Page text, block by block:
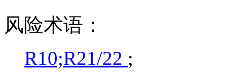
风险术语：
R10;R21/22 ;